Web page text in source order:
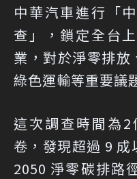
中華汽車進行「
查」，鎖定全台
業，對於淨零排放
綠色運輸等重要議
這次調查時間為
卷，發現超過 9
2050 淨零碳排路